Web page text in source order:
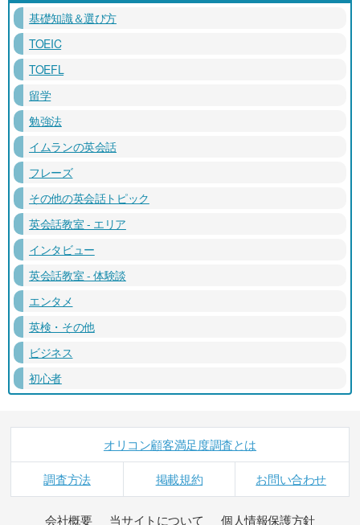
基礎知識＆選び方
TOEIC
TOEFL
留学
勉強法
イムランの英会話
フレーズ
その他の英会話トピック
英会話教室 - エリア
インタビュー
英会話教室 - 体験談
エンタメ
英検・その他
ビジネス
初心者
オリコン顧客満足度調査とは
調査方法 掲載規約 お問い合わせ
会社概要 当サイトについて 個人情報保護方針